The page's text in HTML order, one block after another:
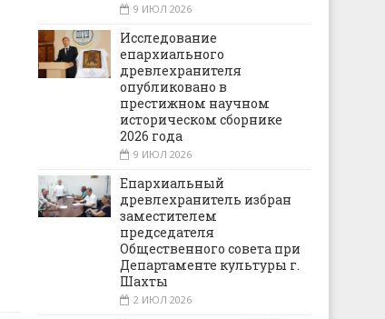
9 ИЮЛ 2026
Исследование
епархиального
древлехранителя
опубликовано в
престижном научном
историческом сборнике
2026 года
9 ИЮЛ 2026
Епархиальный
древлехранитель избран
заместителем
председателя
Общественного совета при
Департаменте культуры г.
Шахты
2 ИЮЛ 2026